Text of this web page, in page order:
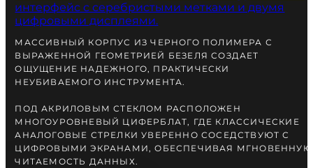
МАССИВНЫЙ КОРПУС ИЗ ЧЕРНОГО ПОЛИМЕРА С
ВЫРАЖЕННОЙ ГЕОМЕТРИЕЙ БЕЗЕЛЯ СОЗДАЕТ
ОЩУЩЕНИЕ НАДЕЖНОГО, ПРАКТИЧЕСКИ
НЕУБИВАЕМОГО ИНСТРУМЕНТА.
ПОД АКРИЛОВЫМ СТЕКЛОМ РАСПОЛОЖЕН
МНОГОУРОВНЕВЫЙ ЦИФЕРБЛАТ, ГДЕ КЛАССИЧЕСКИЕ
АНАЛОГОВЫЕ СТРЕЛКИ УВЕРЕННО СОСЕДСТВУЮТ С
ЦИФРОВЫМИ ЭКРАНАМИ, ОБЕСПЕЧИВАЯ МГНОВЕННУЮ
ЧИТАЕМОСТЬ ДАННЫХ.